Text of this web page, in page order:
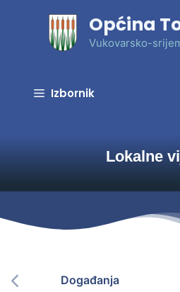
Općina
Vukovarsko-
Izbornik
Lokalne
Događanja